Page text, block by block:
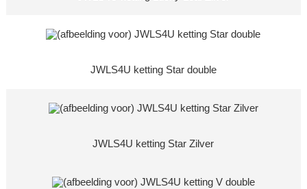
JWLS4U ketting Star double
JWLS4U ketting Star Zilver